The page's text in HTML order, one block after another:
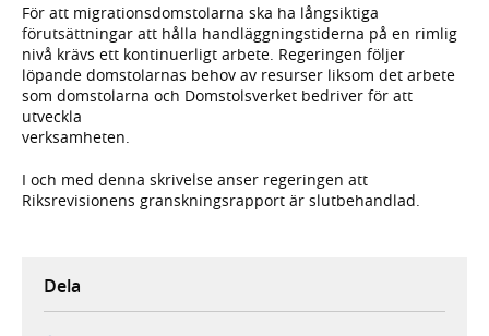
För att migrationsdomstolarna ska ha långsiktiga
förutsättningar att hålla handläggningstiderna på en rimlig
nivå krävs ett kontinuerligt arbete. Regeringen följer
löpande domstolarnas behov av resurser liksom det arbete
som domstolarna och Domstolsverket bedriver för att
utveckla
verksamheten.
I och med denna skrivelse anser regeringen att
Riksrevisionens granskningsrapport är slutbehandlad.
Dela